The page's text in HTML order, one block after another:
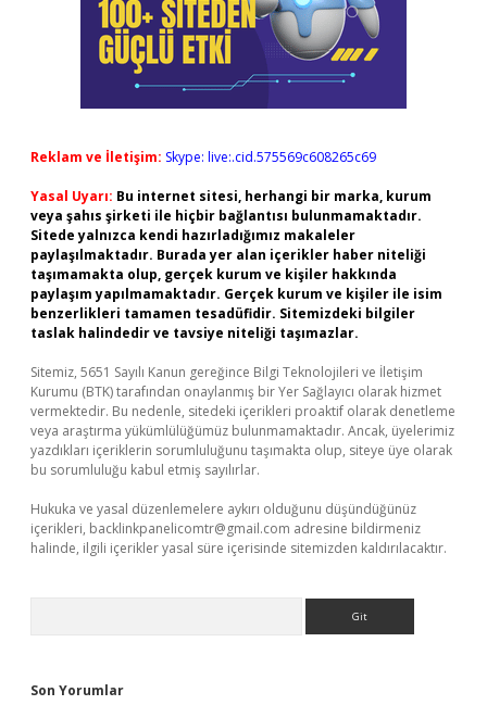
Reklam ve İletişim: Skype: live:.cid.575569c608265c69
Yasal Uyarı: Bu internet sitesi, herhangi bir marka, kurum
veya şahıs şirketi ile hiçbir bağlantısı bulunmamaktadır.
Sitede yalnızca kendi hazırladığımız makaleler
paylaşılmaktadır. Burada yer alan içerikler haber niteliği
taşımamakta olup, gerçek kurum ve kişiler hakkında
paylaşım yapılmamaktadır. Gerçek kurum ve kişiler ile isim
benzerlikleri tamamen tesadüfidir. Sitemizdeki bilgiler
taslak halindedir ve tavsiye niteliği taşımazlar.
Sitemiz, 5651 Sayılı Kanun gereğince Bilgi Teknolojileri ve İletişim
Kurumu (BTK) tarafından onaylanmış bir Yer Sağlayıcı olarak hizmet
vermektedir. Bu nedenle, sitedeki içerikleri proaktif olarak denetleme
veya araştırma yükümlülüğümüz bulunmamaktadır. Ancak, üyelerimiz
yazdıkları içeriklerin sorumluluğunu taşımakta olup, siteye üye olarak
bu sorumluluğu kabul etmiş sayılırlar.
Hukuka ve yasal düzenlemelere aykırı olduğunu düşündüğünüz
içerikleri, backlinkpanelicomtr@gmail.com adresine bildirmeniz
halinde, ilgili içerikler yasal süre içerisinde sitemizden kaldırılacaktır.
Son Yorumlar